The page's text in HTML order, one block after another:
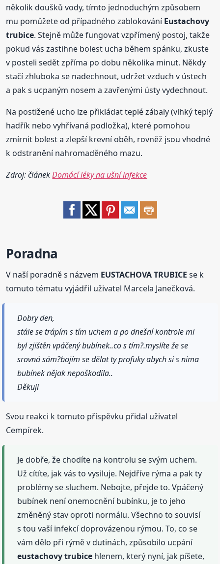
několik doušků vody, tímto jednoduchým způsobem
mu pomůžete od případného zablokováníEustachovy
trubice. Stejně může fungovat vzpřímený postoj, takže
pokud vás zastihne bolest ucha během spánku, zkuste
v posteli sedět zpříma po dobu několika minut. Někdy
stačí zhluboka se nadechnout, udržet vzduch v ústech
a pak s ucpaným nosem a zavřenými ústy vydechnout.
Na postižené ucho lze přikládat teplé zábaly (vlhký teplý
hadřík nebo vyhřívaná podložka), které pomohou
zmírnit bolest a zlepší krevní oběh, rovněž jsou vhodné
k odstranění nahromaděného mazu.
Zdroj: článekDomácí léky na ušní infekce
Poradna
V naší poradně s názvem EUSTACHOVA TRUBICE se k
tomuto tématu vyjádřil uživatel Marcela Janečková.
Dobry den,
stále se trápím s tím uchem a po dnešní kontrole mi
byl zjištěn vpáčený bubínek..co s tím?.myslíte že se
srovná sám?bojím se dělat ty profuky abych si s nima
bubínek nějak nepoškodila..
Děkuji
Svou reakci k tomuto příspěvku přidal uživatel
Cempírek.
Je dobře, že chodíte na kontrolu se svým uchem.
Už cítíte, jak vás to vysiluje. Nejdříve rýma a pak ty
problémy se sluchem. Nebojte, přejde to. Vpáčený
bubínek není onemocnění bubínku, je to jeho
změněný stav oproti normálu. Všechno to souvisí
s tou vaší infekcí doprovázenou rýmou. To, co se
vám dělo při rýmě v dutinách, způsobilo ucpání
eustachovy trubice hlenem, který nyní, jak píšete,